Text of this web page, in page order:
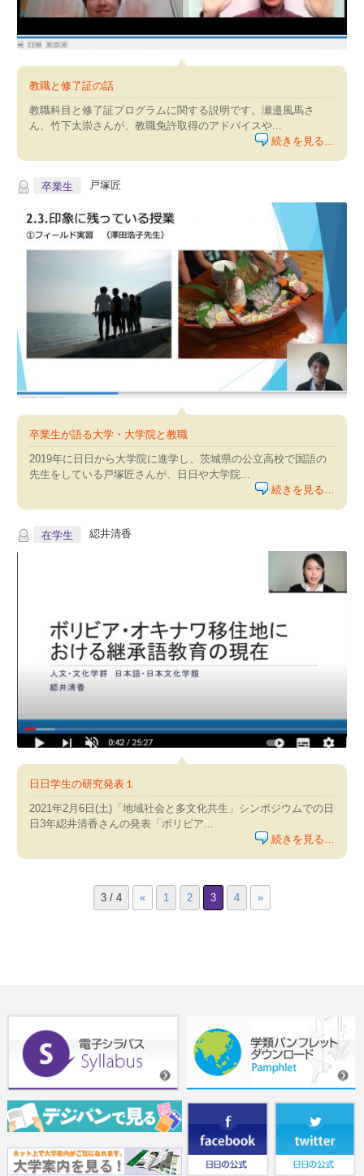
教職と修了証の話
教職科目と修了証プログラムに関する説明です。瀬邉風馬さ
ん、竹下太崇さんが、教職免許取得のアドバイスや...
続きを見る…
卒業生 戸塚匠
卒業生が語る大学・大学院と教職
2019年に日日から大学院に進学し、茨城県の公立高校で国語の
先生をしている戸塚匠さんが、日日や大学院...
続きを見る…
在学生 綛井清香
日日学生の研究発表１
2021年2月6日(土)「地域社会と多文化共生」シンポジウムでの日
日3年綛井清香さんの発表「ボリビア...
続きを見る…
3 / 4 « 1 2 3 4 »